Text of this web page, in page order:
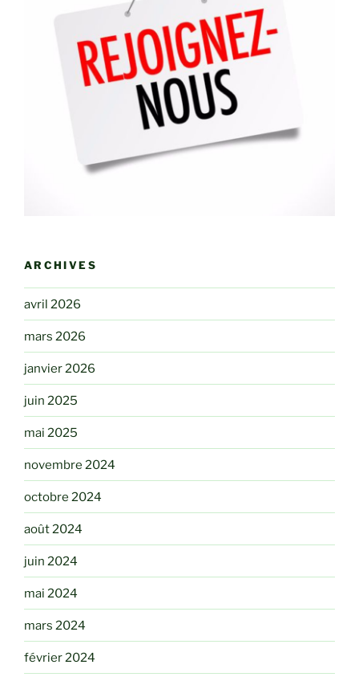
ARCHIVES
avril 2026
mars 2026
janvier 2026
juin 2025
mai 2025
novembre 2024
octobre 2024
août 2024
juin 2024
mai 2024
mars 2024
février 2024